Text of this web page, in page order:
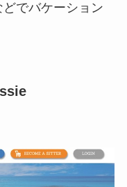
でバケーション